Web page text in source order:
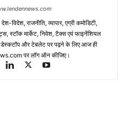
विदेश, राजनीति, व्यापार, एग्री कमोडिटी,
स्टॉक मार्केट, निवेश, टैक्स एवं फाइनेंशियल
डेस्कटॉप और टेबलेट पर पढ़ने के लिए आज ही
पर लॉग ऑन कीजिए।